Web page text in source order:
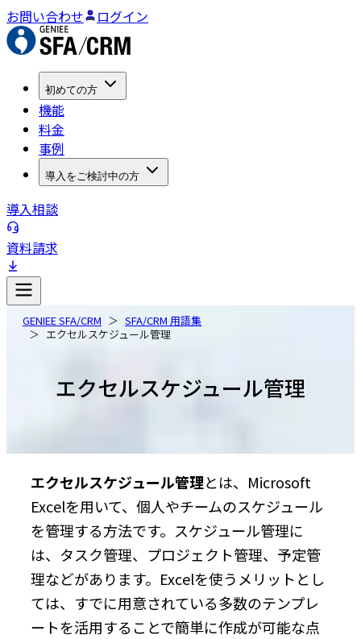
お問い合わせ ログイン
初めての方
機能
料金
事例
導入をご検討中の方
導入相談
資料請求
GENIEE SFA/CRM
SFA/CRM 用語集
エクセルスケジュール管理
エクセルスケジュール管理
エクセルスケジュール管理とは、Microsoft
Excelを用いて、個人やチームのスケジュール
を管理する方法です。スケジュール管理に
は、タスク管理、プロジェクト管理、予定管
理などがあります。Excelを使うメリットとし
ては、すでに用意されている多数のテンプレ
ートを活用することで簡単に作成が可能な点